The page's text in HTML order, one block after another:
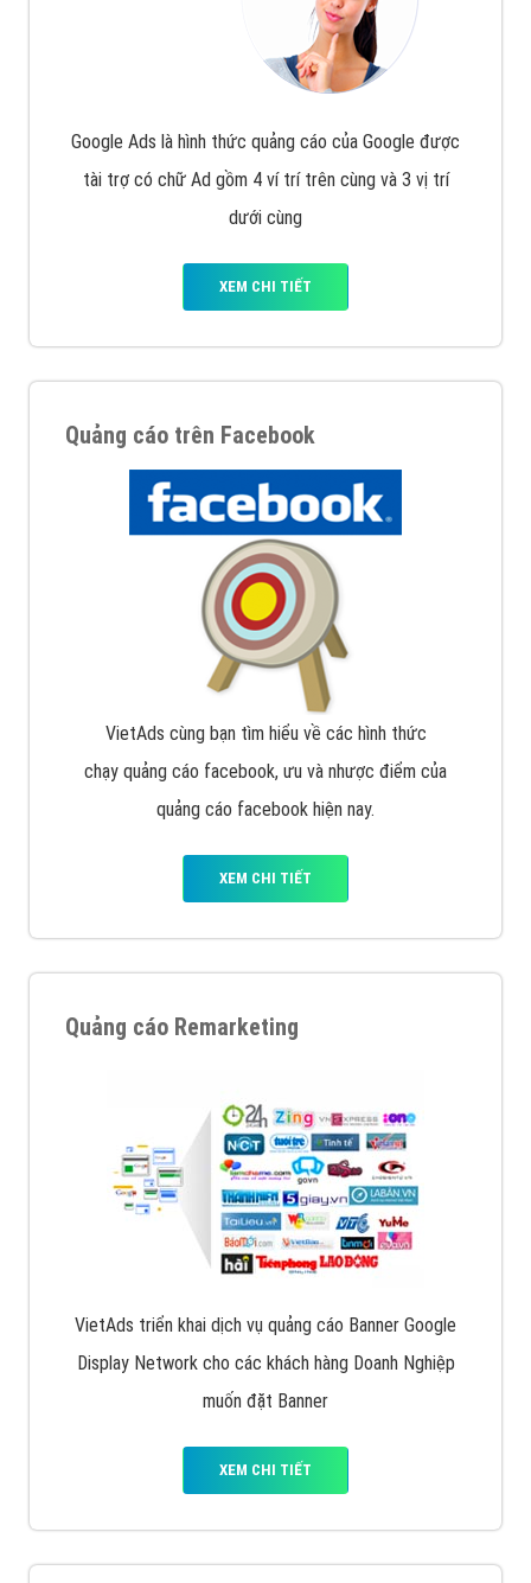
Google Ads là hình thức quảng cáo của Google được
tài trợ có chữ Ad gồm 4 ví trí trên cùng và 3 vị trí
dưới cùng
XEM CHI TIẾT
Quảng cáo trên Facebook
VietAds cùng bạn tìm hiểu về các hình thức
chạy quảng cáo facebook, ưu và nhược điểm của
quảng cáo facebook hiện nay.
XEM CHI TIẾT
Quảng cáo Remarketing
VietAds triển khai dịch vụ quảng cáo Banner Google
Display Network cho các khách hàng Doanh Nghiệp
muốn đặt Banner
XEM CHI TIẾT